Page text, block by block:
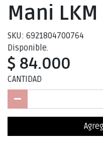
Mani
SKU: 6921804700764
Disponible.
$ 84.000
CANTIDAD